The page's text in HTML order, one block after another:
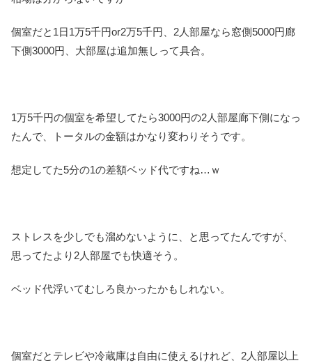
個室だと1日1万5千円or2万5千円、2人部屋なら窓側5000円廊
下側3000円、大部屋は追加無しって具合。
1万5千円の個室を希望してたら3000円の2人部屋廊下側になっ
たんで、トータルの金額はかなり変わりそうです。
想定してた5分の1の差額ベッド代ですね…ｗ
ストレスを少しでも溜めないように、と思ってたんですが、
思ってたより2人部屋でも快適そう。
ベッド代浮いてむしろ良かったかもしれない。
個室だとテレビや冷蔵庫は自由に使えるけれど、2人部屋以上